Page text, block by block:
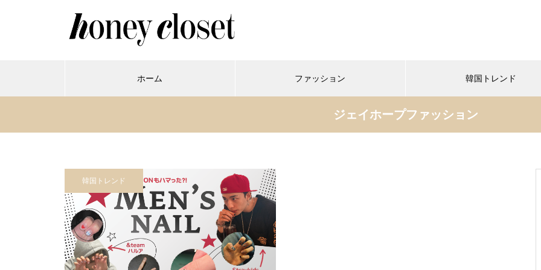
ホーム ファッション 韓国トレンド
ジェイホープファッション
韓国トレンド